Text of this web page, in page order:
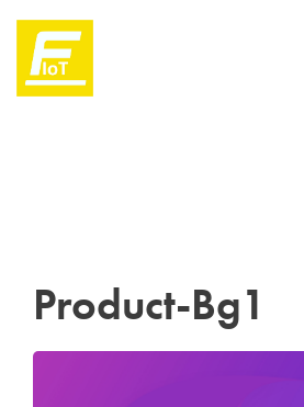
Product-Bg1